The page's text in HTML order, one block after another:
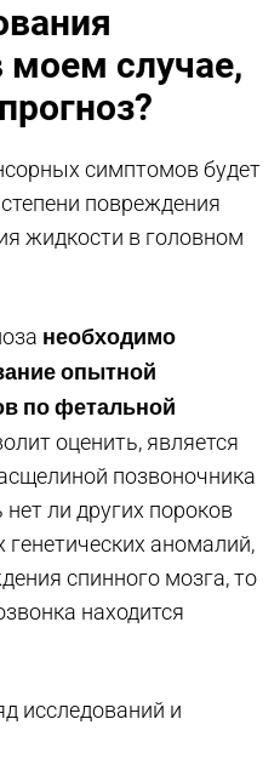
случае,
симптомов будет
повреждения
жидкости в головном
необходимо
опытной
по фетальной
оценить, является
позвоночника
ли других пороков
аномалий,
спинного мозга, то
находится
исследований и